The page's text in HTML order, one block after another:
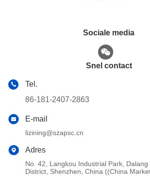
Sociale media
Snel contact
Tel.
86-181-2407-2863
E-mail
lizining@szapsc.cn
Adres
No. 42, Langkou Industrial Park,
District, Shenzhen, China ((China